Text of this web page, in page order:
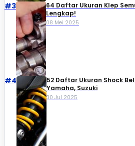
#3
64 Daftar Ukuran Klep
Lengkap!
08 Mei 2025
#4
52 Daftar Ukuran Shock
Yamaha, Suzuki​
30 Jul 2025